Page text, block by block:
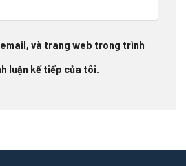
và trang web trong trình
luận kế tiếp của tôi.